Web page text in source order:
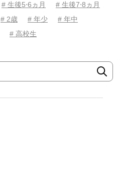
# 生後5⋅6ヵ月
# 生後7⋅8ヵ月
# 2歳 # 年少
# 年中
# 高校生